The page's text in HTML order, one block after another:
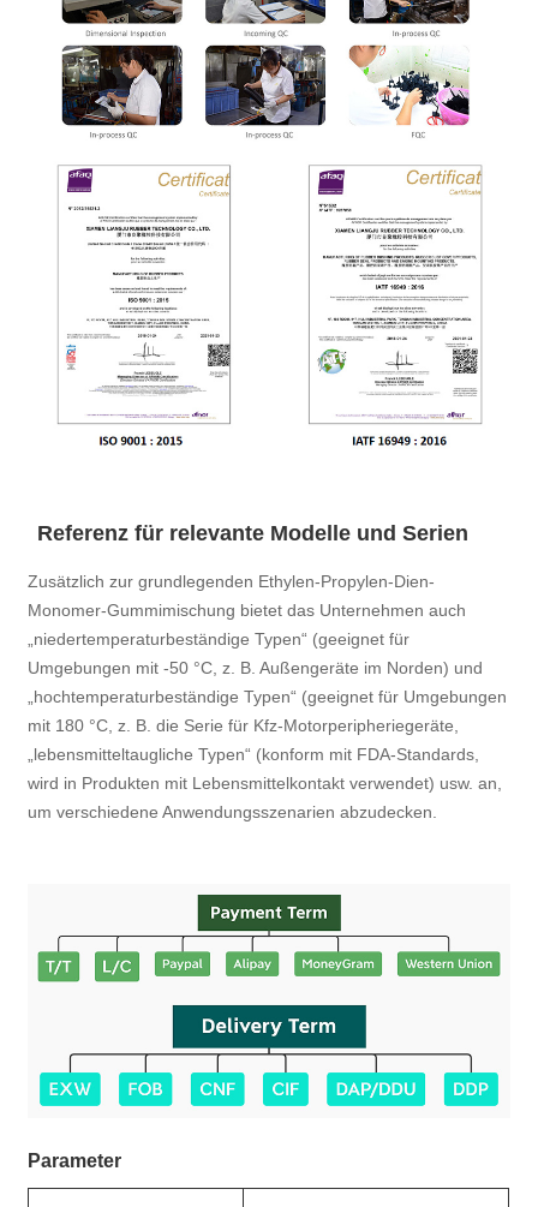
Referenz für relevante Modelle und Serien
Zusätzlich zur grundlegenden Ethylen-Propylen-Dien-
Monomer-Gummimischung bietet das Unternehmen auch
„niedertemperaturbeständige Typen“ (geeignet für
Umgebungen mit -50 °C, z. B. Außengeräte im Norden) und
„hochtemperaturbeständige Typen“ (geeignet für Umgebungen
mit 180 °C, z. B. die Serie für Kfz-Motorperipheriegeräte,
„lebensmitteltaugliche Typen“ (konform mit FDA-Standards,
wird in Produkten mit Lebensmittelkontakt verwendet) usw. an,
um verschiedene Anwendungsszenarien abzudecken.
Parameter